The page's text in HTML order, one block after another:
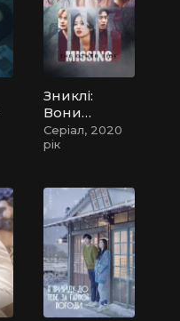
Зниклі:
Вони
були
тут
Серіал, 2020
рік